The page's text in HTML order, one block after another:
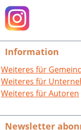
Information
Weiteres für
Weiteres für
Weiteres für Autoren
Newsletter